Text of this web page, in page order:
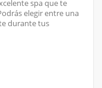
spa que te
elegir entre una
durante tus